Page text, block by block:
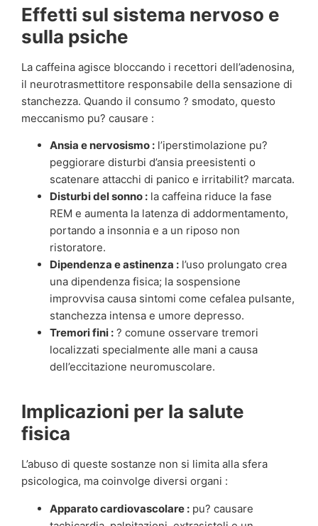
Effetti sul sistema nervoso e
sulla psiche
La caffeina agisce bloccando i recettori dell’adenosina,
il neurotrasmettitore responsabile della sensazione di
stanchezza. Quando il consumo ? smodato, questo
meccanismo pu? causare :
Ansia e nervosismo : l’iperstimolazione pu?
peggiorare disturbi d’ansia preesistenti o
scatenare attacchi di panico e irritabilit? marcata.
Disturbi del sonno : la caffeina riduce la fase
REM e aumenta la latenza di addormentamento,
portando a insonnia e a un riposo non
ristoratore.
Dipendenza e astinenza : l’uso prolungato crea
una dipendenza fisica; la sospensione
improvvisa causa sintomi come cefalea pulsante,
stanchezza intensa e umore depresso.
Tremori fini : ? comune osservare tremori
localizzati specialmente alle mani a causa
dell’eccitazione neuromuscolare.
Implicazioni per la salute
fisica
L’abuso di queste sostanze non si limita alla sfera
psicologica, ma coinvolge diversi organi :
Apparato cardiovascolare : pu? causare